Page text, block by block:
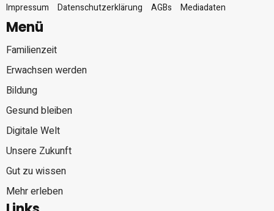
Impressum
Datenschutzerklärung AGBs Mediadaten
Menü
Familienzeit
Erwachsen werden
Bildung
Gesund bleiben
Digitale Welt
Unsere Zukunft
Gut zu wissen
Mehr erleben